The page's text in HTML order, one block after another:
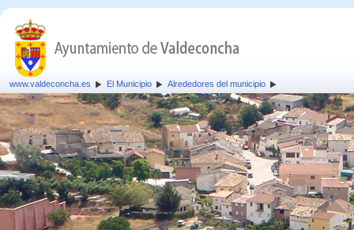
www.valdeconcha.es El Municipio Alrededores del municipio